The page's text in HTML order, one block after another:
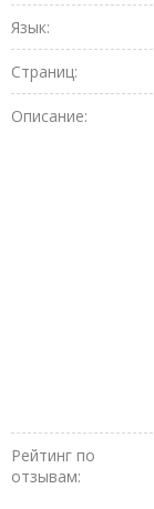
Язык:
Страниц:
Описание:
Рейтинг по
отзывам: